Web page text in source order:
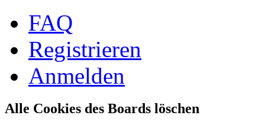
FAQ
Registrieren
Anmelden
Alle Cookies des Boards löschen